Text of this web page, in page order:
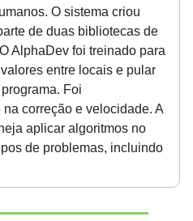
O sistema criou
de duas bibliotecas de
AlphaDev foi treinado para
entre locais e pular
Foi
correção e velocidade. A
aplicar algoritmos no
de problemas, incluindo